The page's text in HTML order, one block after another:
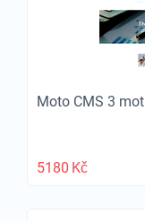
Moto CMS 3
5180 Kč